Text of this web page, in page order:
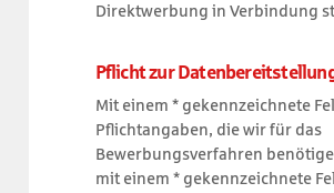
Direktwerbung in Verbindung
Pflicht zur
Mit einem * gekennzeichnete
Pflichtangaben, die wir für das
Bewerbungsverfahren
mit einem * gekennzeichnete